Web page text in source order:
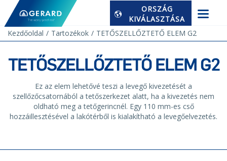
ORSZÁG
KIVÁLASZTÁSA
Kezdőoldal
Tartozékok TETŐSZELLŐZTETŐ ELEM G2
TETŐSZELLŐZTETŐ ELEM G2
Ez az elem lehetővé teszi a levegő kivezetését a
szellőzőcsatornából a tetőszerkezet alatt, ha a kivezetés nem
oldható meg a tetőgerincnél. Egy 110 mm-es cső
hozzáillesztésével a lakótérből is kialakítható a levegőelvezetés.